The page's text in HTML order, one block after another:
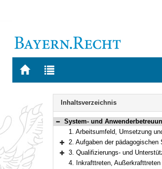
Zur
BAYERN.RECHT
Zur
letzten
Navigation
Inhaltsverzeichnis
Bereich reduzieren
System- und Anwenderbetreuung an
1. Arbeitsumfeld, Umsetzung und Organisation der pädagogischen System- und
Bereich erweitern
2. Aufgaben der pädagogischen System- und
Bereich erweitern
3. Qualifizierungs- und Unterstützungsmaßnahmen für die pädagogische System- und
4. Inkrafttreten, Außerkrafttreten